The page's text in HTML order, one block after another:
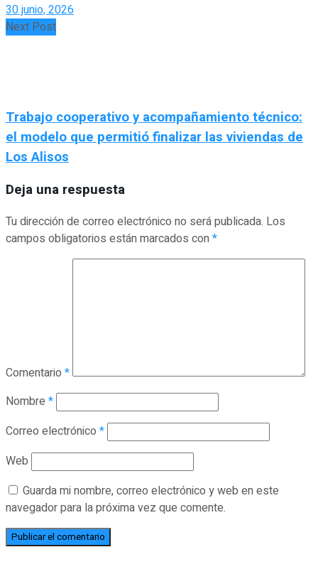
30 junio, 2026
Next Post
Trabajo cooperativo y acompañamiento técnico:
el modelo que permitió finalizar las viviendas de
Los Alisos
Deja una respuesta
Tu dirección de correo electrónico no será publicada. Los
campos obligatorios están marcados con*
Comentario *
Nombre *
Correo electrónico *
Web
Guarda mi nombre, correo electrónico y web en este
navegador para la próxima vez que comente.